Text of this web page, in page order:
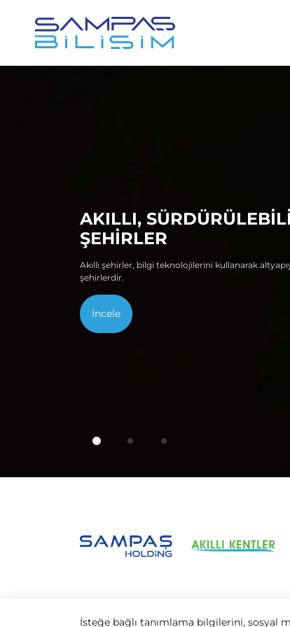
AKILLI,
ŞEHİRLER
Akıllı şehirler, bilgi teknolojilerini kullanarak
şehirlerdir.
İncele
İsteğe bağlı tanımlama bilgilerini, sosyal